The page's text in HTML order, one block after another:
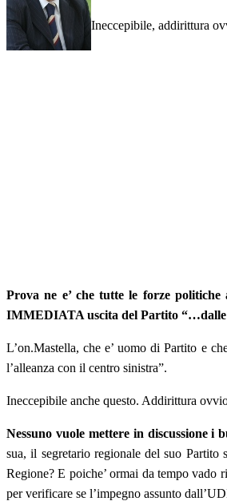
Ineccepibile, addirittura
Prova ne e’ che tutte le forze
IMMEDIATA uscita del Partito “…dalle
L’on.Mastella, che e’ uomo di Partito e
l’alleanza con il centro sinistra”.
Ineccepibile anche questo. Addirittura
Nessuno vuole mettere in discussione i
sua, il segretario regionale del suo
Regione? E poiche’ ormai da tempo vado
per verificare se l’impegno assunto